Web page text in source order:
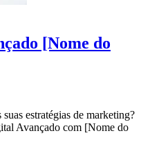
[Nome do
estratégias de marketing?
Avançado com [Nome do